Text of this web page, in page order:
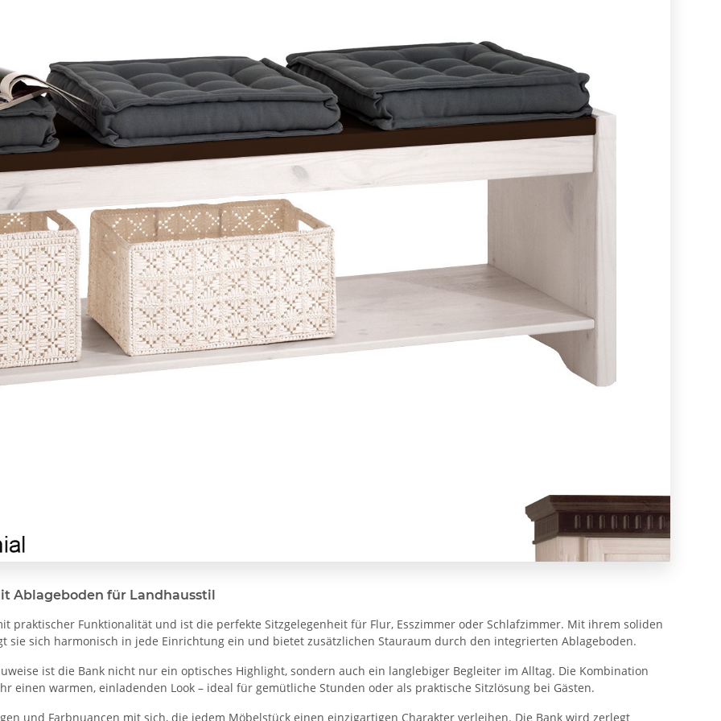
Ablageboden für Landhausstil
praktischer Funktionalität und ist die perfekte Sitzgelegenheit für Flur, Esszimmer oder Schlafzimmer. Mit ihrem soliden
sie sich harmonisch in jede Einrichtung ein und bietet zusätzlichen Stauraum durch den integrierten Ablageboden.
ist die Bank nicht nur ein optisches Highlight, sondern auch ein langlebiger Begleiter im Alltag. Die Kombination
einen warmen, einladenden Look – ideal für gemütliche Stunden oder als praktische Sitzlösung bei Gästen.
und Farbnuancen mit sich, die jedem Möbelstück einen einzigartigen Charakter verleihen. Die Bank wird zerlegt